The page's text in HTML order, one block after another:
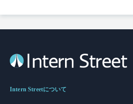
Intern Streetについて